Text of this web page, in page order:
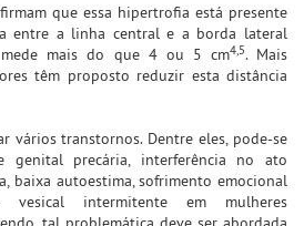
que essa hipertrofia está presente
entre a linha central e a borda lateral
mais do que 4 ou 5 cm4,5. Mais
têm proposto reduzir esta distância
vários transtornos. Dentre eles, pode-se
genital precária, interferência no ato
baixa autoestima, sofrimento emocional
vesical intermitente em mulheres